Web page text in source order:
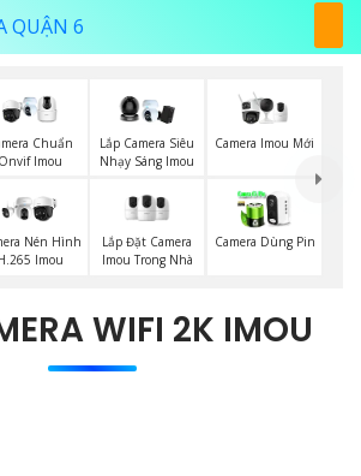
QUẬN 6
Chuẩn
Onvif Imou
Lắp Camera Siêu
Nhạy Sáng Imou
Camera Imou Mới
Nén Hình
Imou
Lắp Đặt Camera
Imou Trong Nhà
Camera Dùng Pin
WIFI 2K IMOU